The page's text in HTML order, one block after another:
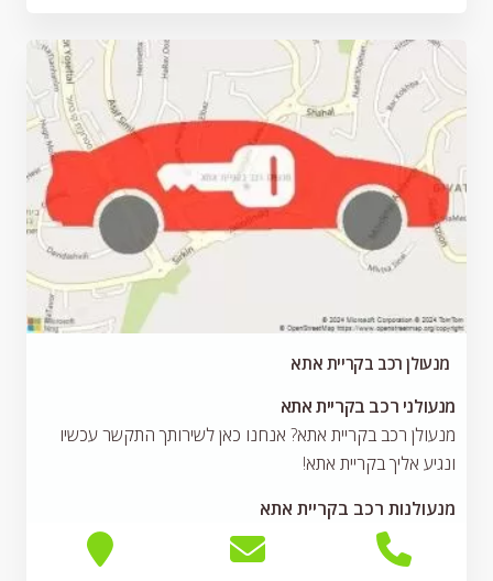
מנעולן רכב בקריית אתא
מנעולני רכב בקריית אתא
מנעולן רכב בקריית אתא? אנחנו כאן לשירותך התקשר עכשיו
ונגיע אליך בקריית אתא!
מנעולנות רכב בקריית אתא